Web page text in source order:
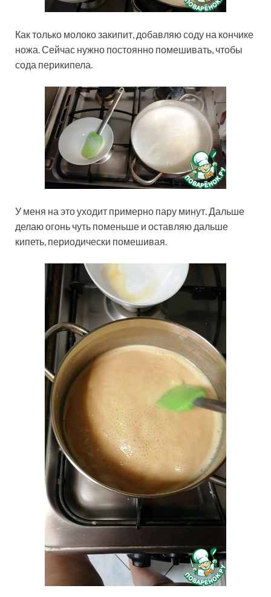
Как только молоко закипит, добавляю соду на кончике
ножа. Сейчас нужно постоянно помешивать, чтобы
сода перикипела.
У меня на это уходит примерно пару минут. Дальше
делаю огонь чуть поменьше и оставляю дальше
кипеть, периодически помешивая.